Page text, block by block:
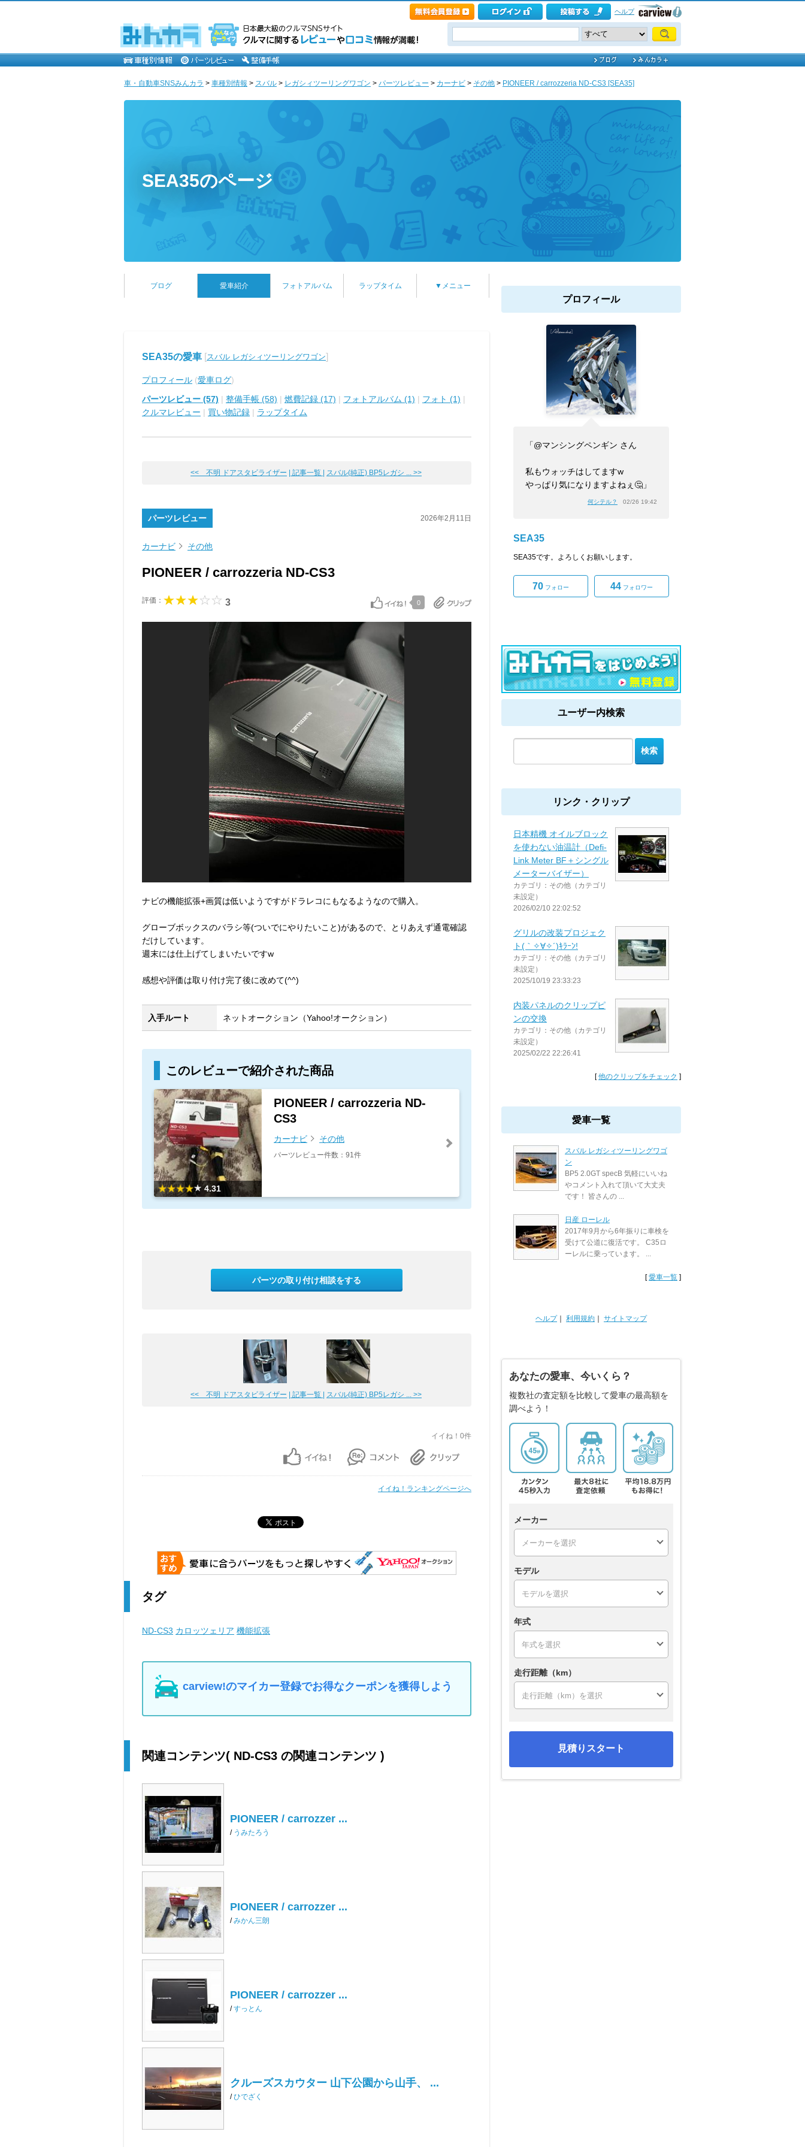
ヘルプ
車・自動車SNSみんカラ > 車種別情報 > スバル > レガシィツーリングワゴン > パーツレビュー > カーナビ > その他 > PIONEER / carrozzeria ND-CS3 [SEA35]
SEA35のページ
ブログ 愛車紹介 フォトアルバム ラップタイム ▼メニュー
SEA35の愛車 [スバル レガシィツーリングワゴン]
プロフィール (愛車ログ)
パーツレビュー (57) | 整備手帳 (58) | 燃費記録 (17) | フォトアルバム (1) | フォト (1) |
クルマレビュー | 買い物記録 | ラップタイム
<< 不明 ドアスタビライザー | 記事一覧 | スバル(純正) BP5レガシ ... >>
パーツレビュー 2026年2月11日
カーナビ その他
PIONEER / carrozzeria ND-CS3
評価： 3 0
ナビの機能拡張+画質は低いようですがドラレコにもなるようなので購入。
グローブボックスのバラシ等(ついでにやりたいこと)があるので、とりあえず通電確認
だけしています。
週末には仕上げてしまいたいですw
感想や評価は取り付け完了後に改めて(^^)
入手ルート ネットオークション（Yahoo!オークション）
このレビューで紹介された商品
4.31
PIONEER / carrozzeria ND-
CS3
カーナビ その他
パーツレビュー件数：91件
パーツの取り付け相談をする
<< 不明 ドアスタビライザー | 記事一覧 | スバル(純正) BP5レガシ ... >>
イイね！0件
イイね！ランキングページへ
タグ
ND-CS3 カロッツェリア 機能拡張
carview!のマイカー登録でお得なクーポンを獲得しよう
関連コンテンツ( ND-CS3 の関連コンテンツ )
PIONEER / carrozzer ...
/ うみたろう
PIONEER / carrozzer ...
/みかん三朗
PIONEER / carrozzer ...
/すっとん
クルーズスカウター 山下公園から山手、 ...
/ひでざく
プロフィール
「@マンシングペンギン さん
私もウォッチはしてますw
やっぱり気になりますよねぇ🤔」
何シテル？ 02/26 19:42
SEA35
SEA35です。よろしくお願いします。
70 フォロー 44 フォロワー
ユーザー内検索
リンク・クリップ
日本精機 オイルブロック
を使わない油温計（Defi-
Link Meter BF＋シングル
メーターバイザー）
カテゴリ：その他（カテゴリ
未設定）
2026/02/10 22:02:52
グリルの改装プロジェク
ト(｀✧∀✧´)ｷﾗｰﾝ!
カテゴリ：その他（カテゴリ
未設定）
2025/10/19 23:33:23
内装パネルのクリップピ
ンの交換
カテゴリ：その他（カテゴリ
未設定）
2025/02/22 22:26:41
[他のクリップをチェック ]
愛車一覧
スバル レガシィツーリングワゴ
ン
BP5 2.0GT specB 気軽にいいね
やコメント入れて頂いて大丈夫
です！ 皆さんの ...
日産 ローレル
2017年9月から6年振りに車検を
受けて公道に復活です。 C35ロ
ーレルに乗っています。 ...
[愛車一覧 ]
ヘルプ｜ 利用規約 サイトマップ
あなたの愛車、今いくら？
複数社の査定額を比較して愛車の最高額を
調べよう！
メーカー
モデル
年式
走行距離（km）
見積りスタート